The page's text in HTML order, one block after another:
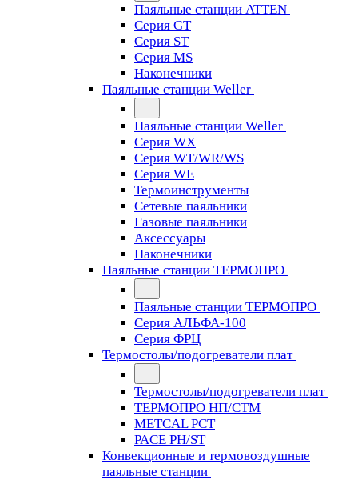
Паяльные станции ATTEN
Серия GT
Серия ST
Серия MS
Наконечники
Паяльные станции Weller
Паяльные станции Weller
Серия WX
Серия WT/WR/WS
Серия WE
Термоинструменты
Сетевые паяльники
Газовые паяльники
Аксессуары
Наконечники
Паяльные станции ТЕРМОПРО
Паяльные станции ТЕРМОПРО
Серия АЛЬФА-100
Серия ФРЦ
Термостолы/подогреватели плат
Термостолы/подогреватели плат
ТЕРМОПРО НП/СТМ
METCAL PCT
PACE PH/ST
Конвекционные и термовоздушные
паяльные станции